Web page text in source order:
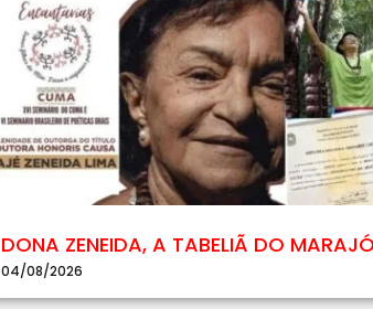
DONA ZENEIDA, A TABELIÃ DO
04/08/2026